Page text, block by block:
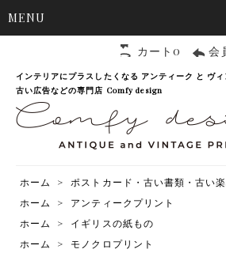
MENU
カート0 会
インテリアにプラスしたくなる アンティーク と ヴ
古い広告などの専門店 Comfy design
ホーム >
ポストカード・古い書類・古い
ホーム
>
アンティークプリント
ホーム
>
イギリスの紙もの
ホーム
> モノクロプリント